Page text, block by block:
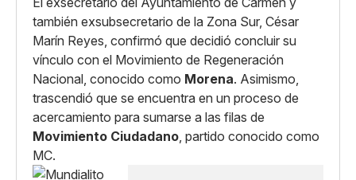
también exsubsecretario de la Zona Sur, César
Marín Reyes, confirmó que decidió concluir su
vínculo con el Movimiento de Regeneración
Nacional, conocido como Morena. Asimismo,
trascendió que se encuentra en un proceso de
acercamiento para sumarse a las filas de
Movimiento Ciudadano, partido conocido como
MC.